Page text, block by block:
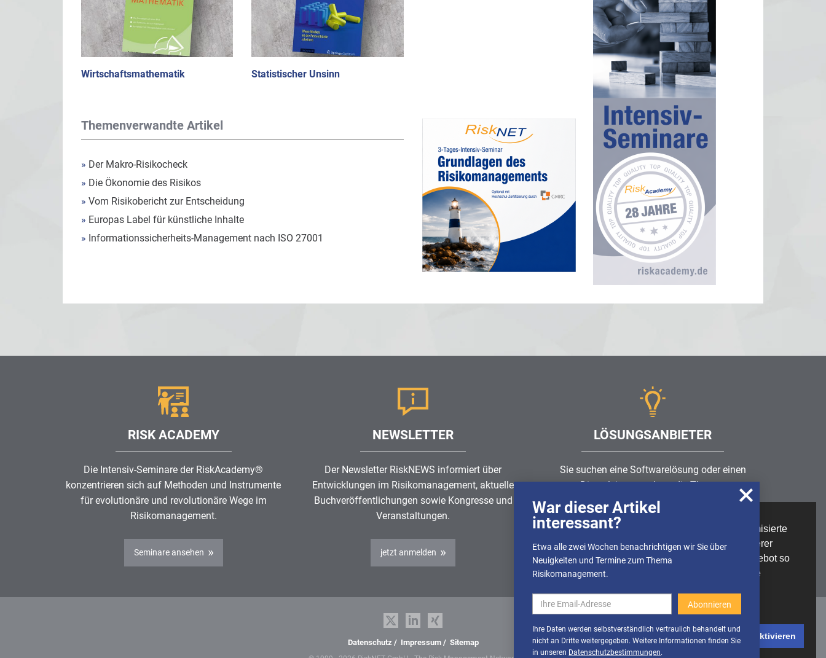
Wir nutzen Cookies, um u.A. anonymisierte
Informationen über die Nutzung unserer
Webseite zu erhalten und unser Angebot so
stetig verbessern zu können. Weitere
Datenschutzerklärung
Cookies deaktivieren Cookies aktivieren
Wirtschaftsmathematik Statistischer Unsinn
Themenverwandte Artikel
» Der Makro-Risikocheck
» Die Ökonomie des Risikos
» Vom Risikobericht zur Entscheidung
» Europas Label für künstliche Inhalte
» Informationssicherheits-Management nach ISO 27001
RISK ACADEMY
Die Intensiv-Seminare der RiskAcademy®
konzentrieren sich auf Methoden und Instrumente
für evolutionäre und revolutionäre Wege im
Risikomanagement.
Seminare ansehen
NEWSLETTER
Der Newsletter RiskNEWS informiert über
Entwicklungen im Risikomanagement, aktuelle
Buchveröffentlichungen sowie Kongresse und
Veranstaltungen.
jetzt anmelden
LÖSUNGSANBIETER
Sie suchen eine Softwarelösung oder einen
Dienstleister rund um die Themen
Risikomanagement
GRC , IKS oder ISMS?
Datenschutz / Impressum/ Sitemap
War dieser Artikel
interessant?
Etwa alle zwei Wochen benachrichtigen wir Sie über
Neuigkeiten und Termine zum Thema
Risikomanagement.
Ihre Daten werden selbstverständlich vertraulich behandelt und
nicht an Dritte weitergegeben. Weitere Informationen finden Sie
in unseren Datenschutzbestimmungen.